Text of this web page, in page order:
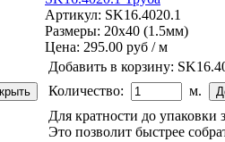
Артикул: SK16.4020.1
Размеры: 20x40 (1.5мм)
Цена: 295.00 руб / м
Добавить в корзину:
Количество:
м.
Для кратности до упаковки
Это позволит быстрее